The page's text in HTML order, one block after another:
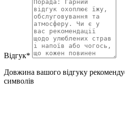
Відгук*
Довжина вашого відгуку
символів